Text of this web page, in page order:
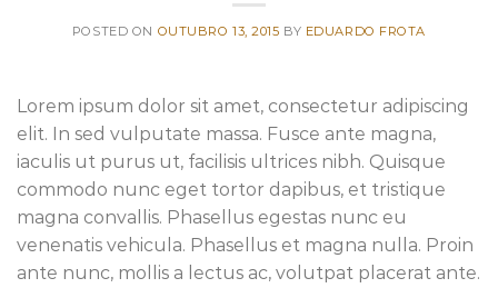
POSTED ON OUTUBRO 13, 2015 BY EDUARDO FROTA
Lorem ipsum dolor sit amet, consectetur adipiscing
elit. In sed vulputate massa. Fusce ante magna,
iaculis ut purus ut, facilisis ultrices nibh. Quisque
commodo nunc eget tortor dapibus, et tristique
magna convallis. Phasellus egestas nunc eu
venenatis vehicula. Phasellus et magna nulla. Proin
ante nunc, mollis a lectus ac, volutpat placerat ante.